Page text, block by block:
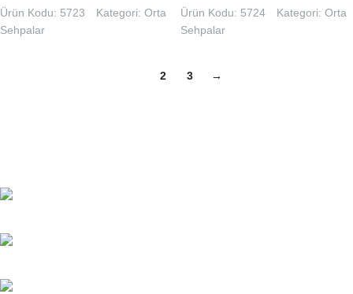
Ürün Kodu: 5723 Kategori: Orta
Sehpalar
Ürün Kodu: 5724 Kategori: Orta
Sehpalar
2 3 →